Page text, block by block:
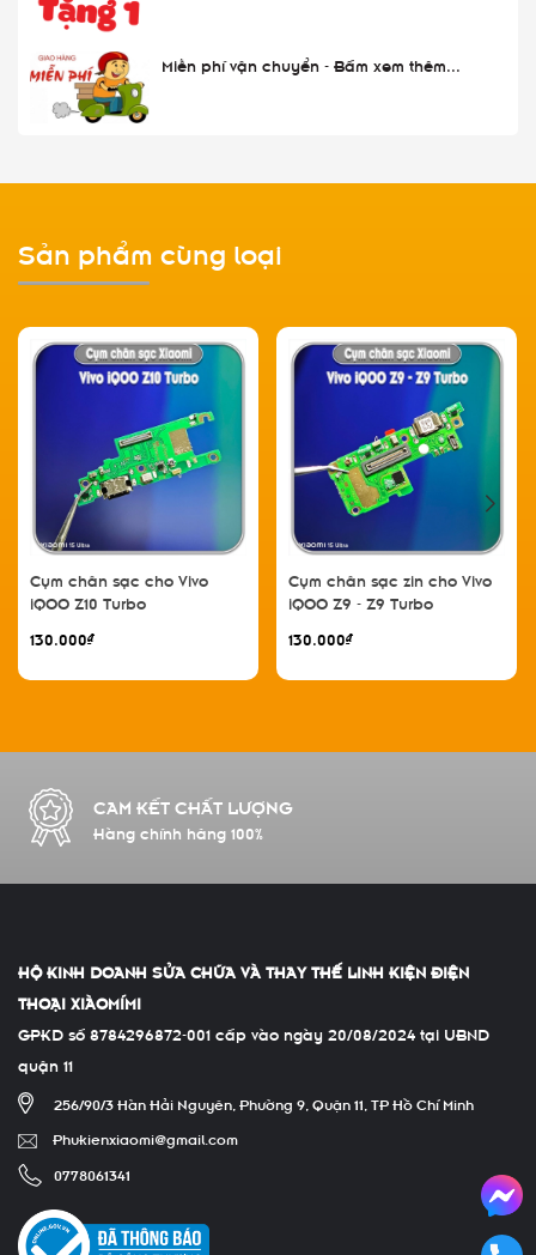
Miễn phí vận chuyển - Bấm xem thêm...
Sản phẩm cùng loại
Cụm chân sạc cho Vivo
iQOO Z10 Turbo
130.000₫
Cụm chân sạc zin cho Vivo
iQOO Z9 - Z9 Turbo
130.000₫
CAM KẾT CHẤT LƯỢNG
Hàng chính hãng 100%
HỘ KINH DOANH SỬA CHỮA VÀ THAY THẾ LINH KIỆN ĐIỆN
THOẠI XIÀOMÍMI
GPKD số 8784296872-001 cấp vào ngày 20/08/2024 tại UBND
quận 11
256/90/3 Hàn Hải Nguyên, Phường 9, Quận 11, TP Hồ Chí Minh
Phukienxiaomi@gmail.com
0778061341